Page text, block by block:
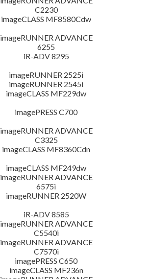
C2230
imageCLASS MF8580Cdw
imageRUNNER ADVANCE
6255
iR-ADV 8295
imageRUNNER 2525i
imageRUNNER 2545i
imageCLASS MF229dw
imagePRESS C700
imageRUNNER ADVANCE
C3325
imageCLASS MF8360Cdn
imageCLASS MF249dw
imageRUNNER ADVANCE
6575i
imageRUNNER 2520W
iR-ADV 8585
imageRUNNER ADVANCE
C5540i
imageRUNNER ADVANCE
C7570i
imagePRESS C650
imageCLASS MF236n